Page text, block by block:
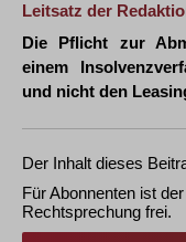
Leitsatz der
Die Pflicht zur
einem
und nicht den
Der Inhalt dieses
Für Abonnenten ist
Rechtsprechung frei.